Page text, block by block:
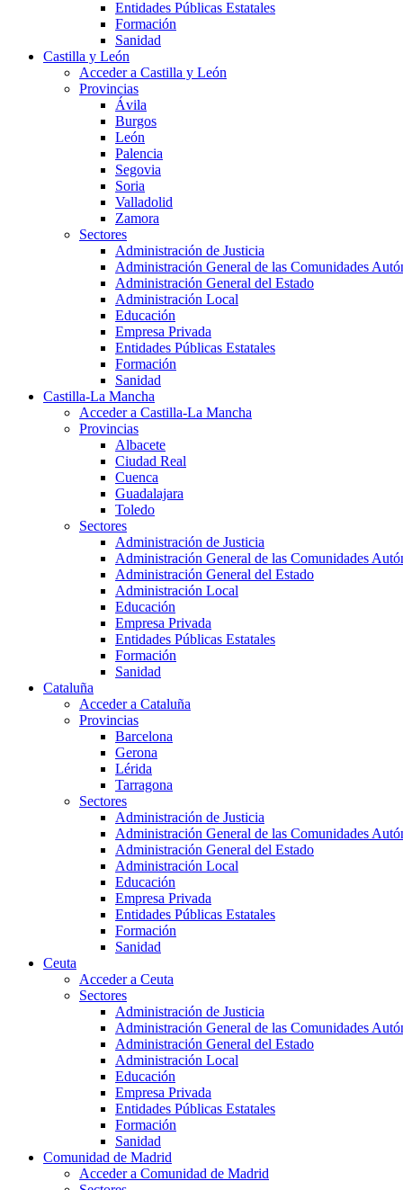
Entidades Públicas Estatales
Formación
Sanidad
Castilla y León
Acceder a Castilla y León
Provincias
Ávila
Burgos
León
Palencia
Segovia
Soria
Valladolid
Zamora
Sectores
Administración de Justicia
Administración General de las Comunidades
Administración General del Estado
Administración Local
Educación
Empresa Privada
Entidades Públicas Estatales
Formación
Sanidad
Castilla-La Mancha
Acceder a Castilla-La Mancha
Provincias
Albacete
Ciudad Real
Cuenca
Guadalajara
Toledo
Sectores
Administración de Justicia
Administración General de las Comunidades
Administración General del Estado
Administración Local
Educación
Empresa Privada
Entidades Públicas Estatales
Formación
Sanidad
Cataluña
Acceder a Cataluña
Provincias
Barcelona
Gerona
Lérida
Tarragona
Sectores
Administración de Justicia
Administración General de las Comunidades
Administración General del Estado
Administración Local
Educación
Empresa Privada
Entidades Públicas Estatales
Formación
Sanidad
Ceuta
Acceder a Ceuta
Sectores
Administración de Justicia
Administración General de las Comunidades
Administración General del Estado
Administración Local
Educación
Empresa Privada
Entidades Públicas Estatales
Formación
Sanidad
Comunidad de Madrid
Acceder a Comunidad de Madrid